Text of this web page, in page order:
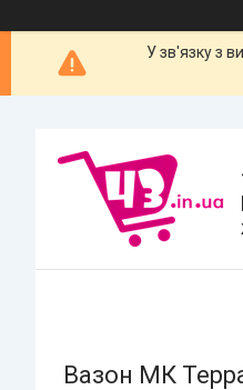
У зв'язку з
Вазон МК